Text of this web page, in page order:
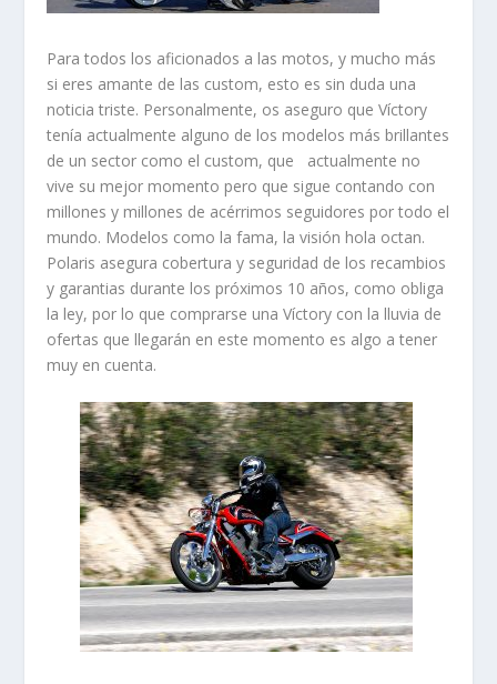
Para todos los aficionados a las motos, y mucho más
si eres amante de las custom, esto es sin duda una
noticia triste. Personalmente, os aseguro que Víctory
tenía actualmente alguno de los modelos más brillantes
de un sector como el custom, que actualmente no
vive su mejor momento pero que sigue contando con
millones y millones de acérrimos seguidores por todo el
mundo. Modelos como la fama, la visión hola octan.
Polaris asegura cobertura y seguridad de los recambios
y garantias durante los próximos 10 años, como obliga
la ley, por lo que comprarse una Víctory con la lluvia de
ofertas que llegarán en este momento es algo a tener
muy en cuenta.